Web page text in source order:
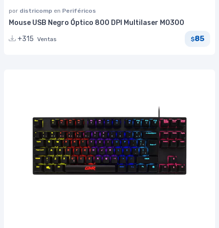
por districomp en Periféricos
Mouse USB Negro Óptico 800 DPI Multilaser MO300
+315 Ventas $85